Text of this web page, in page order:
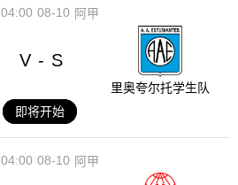
08-10
04:00 阿甲
V - S
里奥夸尔托学生队
即将开始
08-10
04:00 阿甲